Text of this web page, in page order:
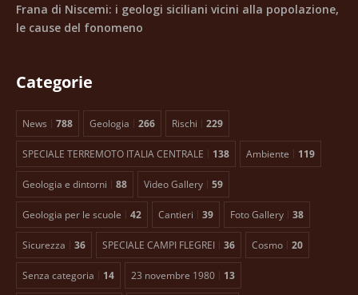
Frana di Niscemi: i geologi siciliani vicini alla popolazione,
le cause del fonomeno
Categorie
News 788 Geologia 266 Rischi 229
SPECIALE TERREMOTO ITALIA CENTRALE 138 Ambiente 119
Geologia e dintorni 88 Video Gallery 59
Geologia per le scuole 42 Cantieri 39 Foto Gallery 38
Sicurezza 36 SPECIALE CAMPI FLEGREI 36 Cosmo 20
Senza categoria 14 23 novembre 1980 13